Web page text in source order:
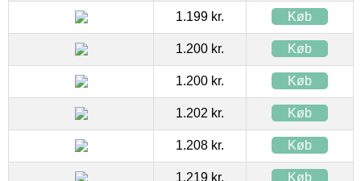
1.199 kr. Køb
1.200 kr. Køb
1.200 kr. Køb
1.202 kr. Køb
1.208 kr. Køb
1.219 kr. Køb